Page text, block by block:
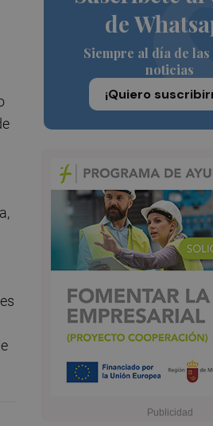
de
Siempre al día de
noticias
¡Quiero